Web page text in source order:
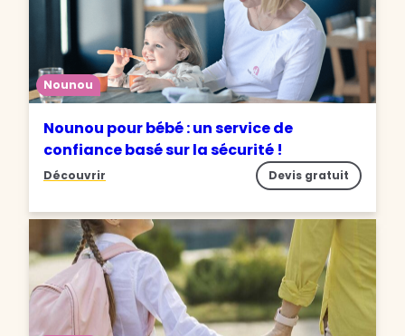
Nounou
Nounou pour bébé : un service de
confiance basé sur la sécurité !
Découvrir Devis gratuit